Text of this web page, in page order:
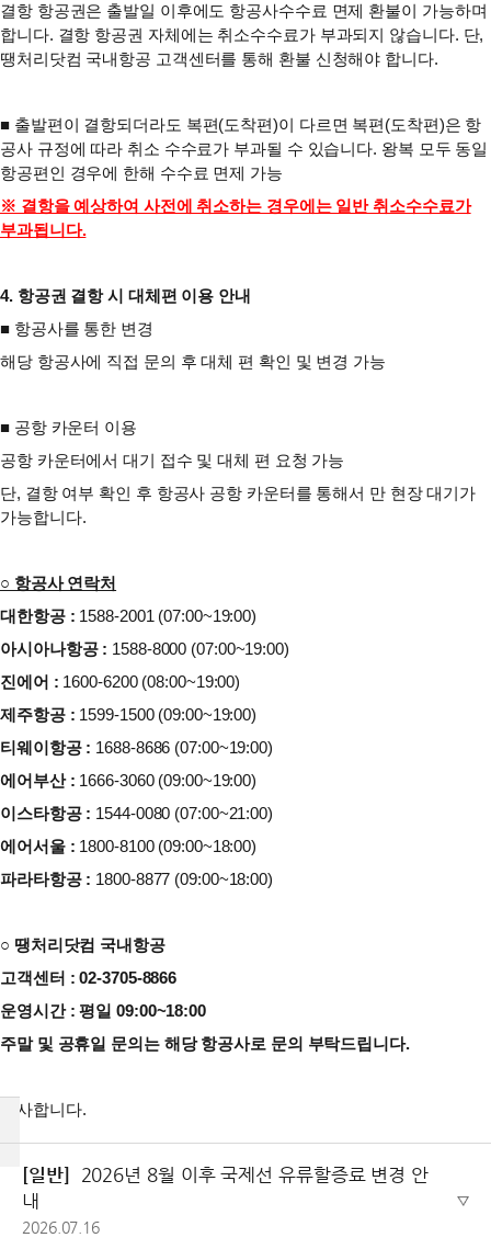
결항 항공권은 출발일 이후에도 항공사수수료 면제 환불이 가능하며
합니다. 결항 항공권 자체에는 취소수수료가 부과되지 않습니다. 단,
땡처리닷컴 국내항공 고객센터를 통해 환불 신청해야 합니다.
■ 출발편이 결항되더라도 복편(도착편)이 다르면 복편(도착편)은 항
공사 규정에 따라 취소 수수료가 부과될 수 있습니다. 왕복 모두 동일
항공편인 경우에 한해 수수료 면제 가능
※ 결항을 예상하여 사전에 취소하는 경우에는 일반 취소수수료가
부과됩니다.
4. 항공권 결항 시 대체편 이용 안내
■ 항공사를 통한 변경
해당 항공사에 직접 문의 후 대체 편 확인 및 변경 가능
■ 공항 카운터 이용
공항 카운터에서 대기 접수 및 대체 편 요청 가능
단, 결항 여부 확인 후 항공사 공항 카운터를 통해서 만 현장 대기가
가능합니다.
○ 항공사 연락처
대한항공 : 1588-2001 (07:00~19:00)
아시아나항공 : 1588-8000 (07:00~19:00)
진에어 : 1600-6200 (08:00~19:00)
제주항공 : 1599-1500 (09:00~19:00)
티웨이항공 : 1688-8686 (07:00~19:00)
에어부산 : 1666-3060 (09:00~19:00)
이스타항공 : 1544-0080 (07:00~21:00)
에어서울 : 1800-8100 (09:00~18:00)
파라타항공 : 1800-8877 (09:00~18:00)
○ 땡처리닷컴 국내항공
고객센터 : 02-3705-8866
운영시간 : 평일 09:00~18:00
주말 및 공휴일 문의는 해당 항공사로 문의 부탁드립니다.
감사합니다.
[일반]
2026년 8월 이후 국제선 유류할증료 변경 안
내
2026.07.16